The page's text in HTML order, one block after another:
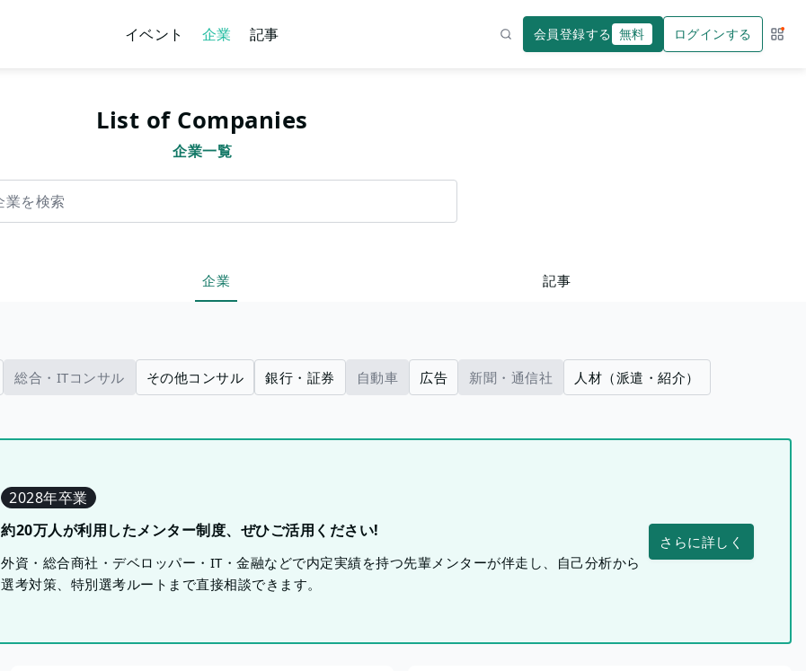
イベント 企業 記事 会員登録する 無料 ログインする サー
List of Companies
企業一覧
企業 記事
総合・ITコンサル その他コンサル 銀行・証券 自動車 広告 新聞・通信社 人材（派遣・紹介）
2028年卒業
約20万人が利用したメンター制度、ぜひご活用ください!
外資・総合商社・デベロッパー・IT・金融などで内定実績を持つ先輩メンターが伴走し、自己分析から
選考対策、特別選考ルートまで直接相談できます。
さらに詳しく